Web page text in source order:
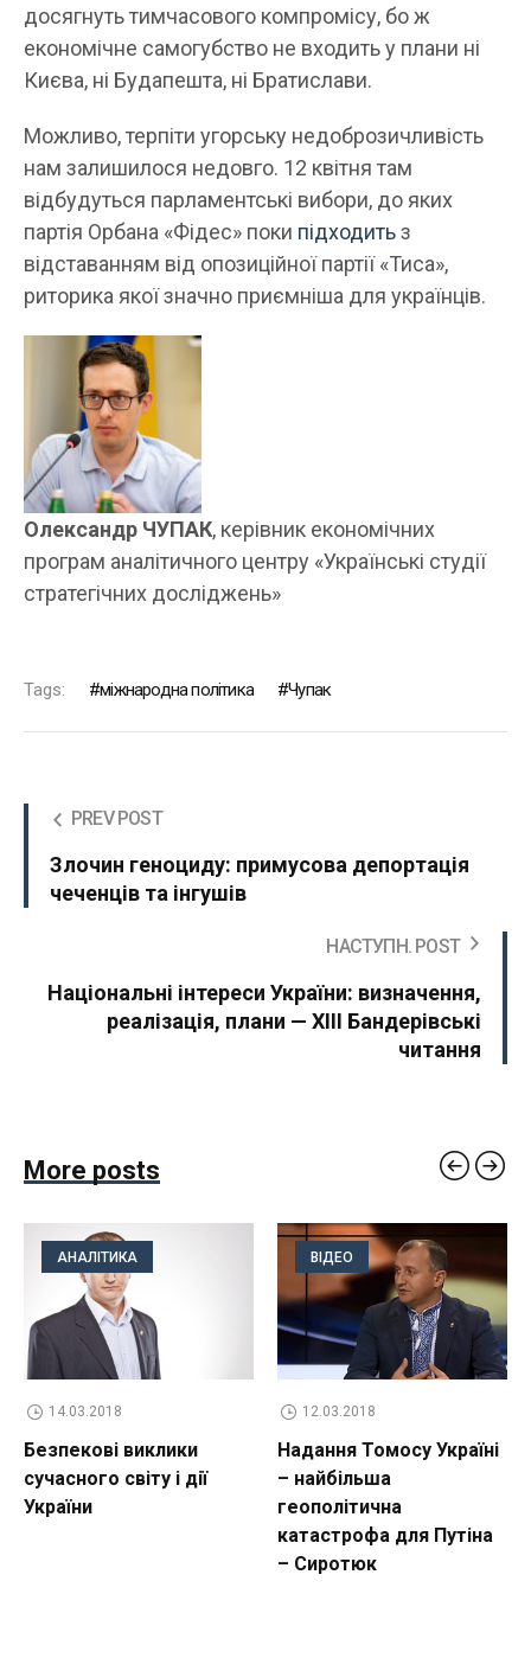
досягнуть тимчасового компромісу, бо ж
економічне самогубство не входить у плани ні
Києва, ні Будапешта, ні Братислави.
Можливо, терпіти угорську недоброзичливість
нам залишилося недовго. 12 квітня там
відбудуться парламентські вибори, до яких
партія Орбана «Фідес» поки підходитьз
відставанням від опозиційної партії «Тиса»,
риторика якої значно приємніша для українців.
Олександр ЧУПАК, керівник економічних
програм аналітичного центру «Українські студії
стратегічних досліджень»
Tags: міжнародна політика Чупак
PREV POST
Злочин геноциду: примусова депортація
чеченців та інгушів
НАСТУПН. POST
Національні інтереси України: визначення,
реалізація, плани — ХIII Бандерівські
читання
More posts
АНАЛІТИКА
14.03.2018
Безпекові виклики
сучасного світу і дії
України
ВІДЕО
12.03.2018
Надання Томосу Україні
– найбільша
геополітична
катастрофа для Путіна
– Сиротюк